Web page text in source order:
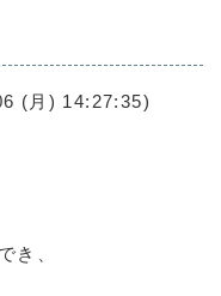
(月) 14:27:35)
き、